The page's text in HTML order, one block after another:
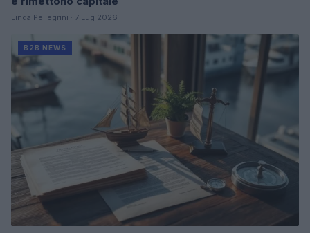
Linda Pellegrini · 7 Lug 2026
B2B NEWS